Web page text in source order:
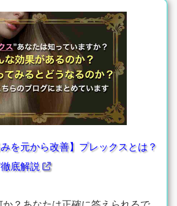
みを元から改善】プレックスとは？
底解説